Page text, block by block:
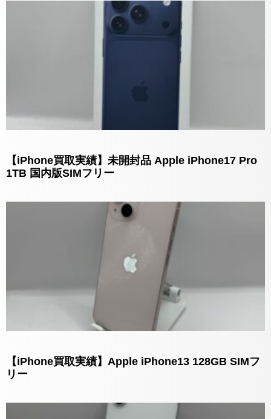
【iPhone買取実績】未開封品 Apple iPhone17 Pro
1TB 国内版SIMフリー
【iPhone買取実績】Apple iPhone13 128GB SIMフ
リー